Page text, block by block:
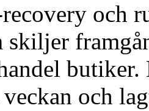
och
skiljer
och